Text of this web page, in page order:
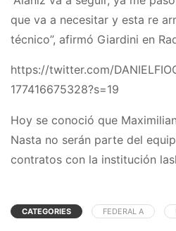
que va a necesitar y esta re
técnico”, afirmó Giardini en
https://twitter.com/
177416675328?s=19
Hoy se conoció que
Nasta no serán parte del
contratos con la institución
CATEGORIES FEDERAL A